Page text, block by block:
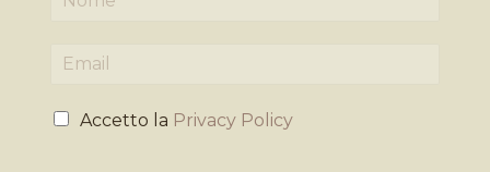
m
iP
Accetto la Privacy Policy